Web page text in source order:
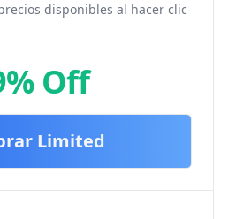
disponibles al hacer clic
Off
Limited